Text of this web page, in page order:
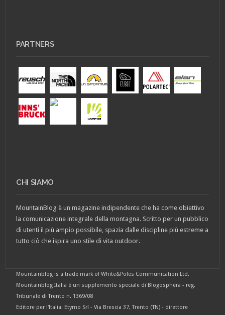
PARTNERS
CHI SIAMO
MountainBlog è un magazine indipendente che ha come obiettivo
la comunicazione integrale della montagna. Scritto per un pubblico
di utenti il più ampio possibile, spazia dalle discipline più estreme a
tutto ciò che ispira uno stile di vita outdoor.
Mountainblog is a trade mark of White&Poles Communication Ltd.
Mountainblog Italia è un supplemento speciale di Blogosphera - reg.
Tribunale di Trento n. 1369/08
Editore per l'Italia: Etymo Srl - Via Brescia 37, Trento (TN) - direttore